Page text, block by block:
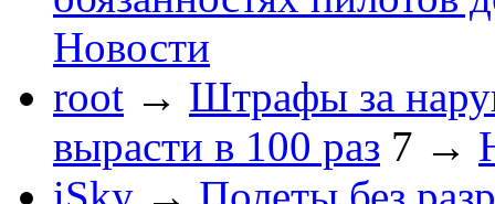
Новости
root → Штрафы за
вырасти в 100 раз 7 →